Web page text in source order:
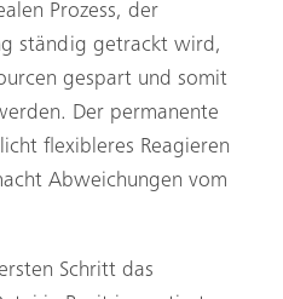
Prozess, der
ständig getrackt wird,
gespart und somit
Der permanente
flexibleres Reagieren
Abweichungen vom
Schritt das